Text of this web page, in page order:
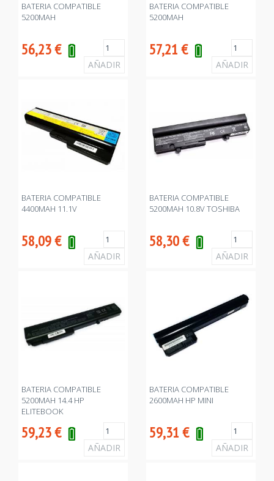
BATERIA COMPATIBLE
5200MAH
56,23€
BATERIA COMPATIBLE
5200MAH
57,21€
BATERIA COMPATIBLE
4400MAH 11.1V
58,09€
BATERIA COMPATIBLE
5200MAH 10.8V TOSHIBA
58,30€
BATERIA COMPATIBLE
5200MAH 14.4 HP
ELITEBOOK
59,23€
BATERIA COMPATIBLE
2600MAH HP MINI
59,31€